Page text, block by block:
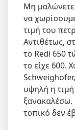
Μη
να
τιμή του
Αντιθέτως,
το Redi 650
το είχε 600.
υψηλή η
ξανακαλέσω.
τοπικό δεν